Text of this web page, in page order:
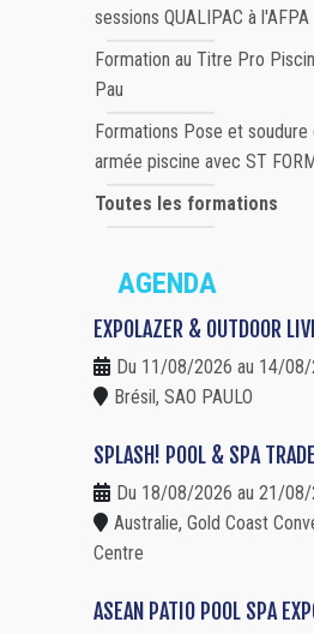
sessions QUALIPAC à
Formation au Titre Pro
Pau
Formations Pose et soudure
armée piscine avec ST
Toutes les formations
AGENDA
EXPOLAZER & OUTDOOR
Du 11/08/2026 au 14/
Brésil, SAO PAULO
SPLASH! POOL & SPA
Du 18/08/2026 au 21/
Australie, Gold Coast
Centre
ASEAN PATIO POOL SPA